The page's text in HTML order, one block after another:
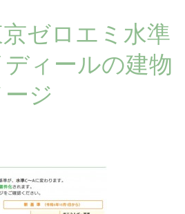
ゼロエミ水準
ィールの建物
ジ